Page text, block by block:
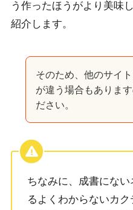
う作ったほうがより美味
紹介 します。
そのため、他のサイ
が違う場合もありま
ださい。
ちなみに、成書にな
るよくわからないカク